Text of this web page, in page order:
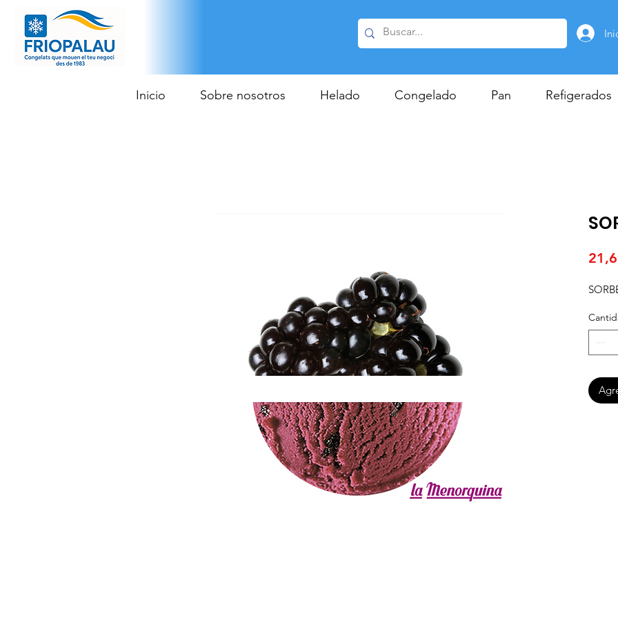
Inicio Sobre nosotros Helado Congelado Pan Refigerados